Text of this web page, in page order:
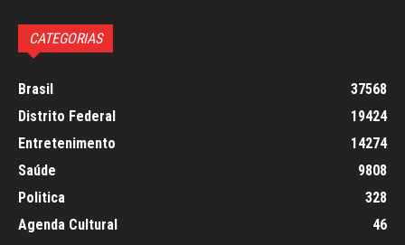
CATEGORIAS
Brasil
37568
Distrito Federal
19424
Entretenimento
14274
Saúde
9808
Politica
328
Agenda Cultural
46